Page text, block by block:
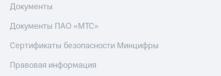
Документы
Документы ПАО «МТС»
Сертификаты безопасности Минцифры
Правовая информация